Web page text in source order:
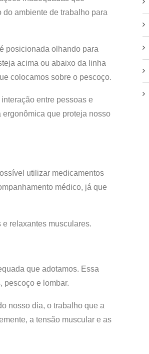
ambiente de trabalho para
posicionada olhando para
acima ou abaixo da linha
colocamos sobre o pescoço.
entre pessoas e
que proteja nosso
utilizar medicamentos
médico, já que
relaxantes musculares.
que adotamos. Essa
pescoço e lombar.
nosso dia, o trabalho que a
a tensão muscular e as